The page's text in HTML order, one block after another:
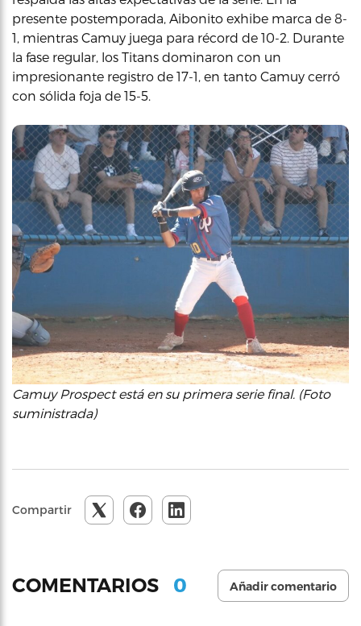
presente postemporada, Aibonito exhibe marca de 8-
1, mientras Camuy juega para récord de 10-2. Durante
la fase regular, los Titans dominaron con un
impresionante registro de 17-1, en tanto Camuy cerró
con sólida foja de 15-5.
Camuy Prospect está en su primera serie final. (Foto
suministrada)
Compartir
COMENTARIOS 0 Añadir comentario